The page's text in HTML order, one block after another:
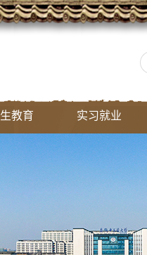
教育 实习就业